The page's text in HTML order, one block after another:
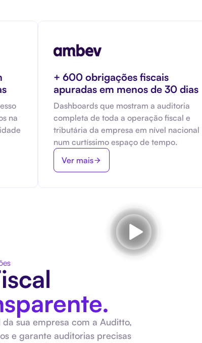
na
+ 600 obrigações fiscais
apuradas em menos de 30 dias
Dashboards que mostram a auditoria
completa de toda a operação fiscal e
tributária da empresa em nível nacional
num curtíssimo espaço de tempo.
Ver mais
sua empresa com a Auditto,
e garante auditorias precisas